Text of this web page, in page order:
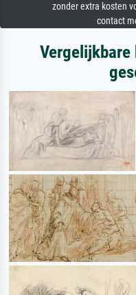
zonder extra kosten
contact
Vergelijkbare